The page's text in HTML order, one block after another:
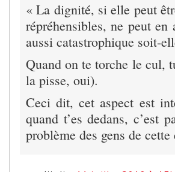
« La dignité, si elle peut
répréhensibles, ne peut en
aussi catastrophique soit-
Quand on te torche le cul,
la pisse, oui).
Ceci dit, cet aspect est
quand t’es dedans, c’est
problème des gens de